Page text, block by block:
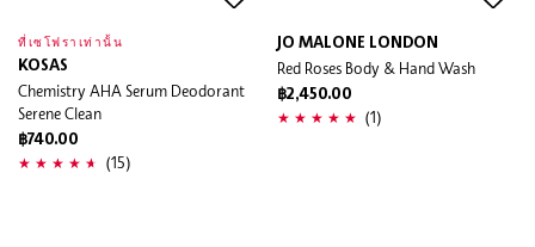
ที่เซโฟราเท่านั้น
KOSAS
Chemistry AHA Serum Deodorant
Serene Clean
฿740.00
(15)
JO MALONE LONDON
Red Roses Body & Hand Wash
฿2,450.00
(1)